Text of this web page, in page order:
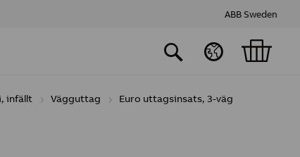
ABB Sweden
infällt Vägguttag
Euro uttagsinsats, 3-väg